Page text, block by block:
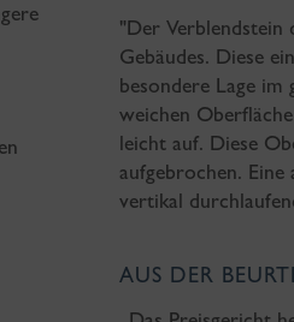
"Der Verblendstein
Gebäudes. Diese
besondere Lage
weichen
leicht auf. Diese
aufgebrochen.
vertikal
AUS DER